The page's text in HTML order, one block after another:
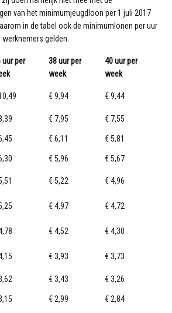
van het minimumjeugdloon per 1 juli 2017
in de tabel ook de minimumlonen per uur
gelden.
uur per
38 uur per
week
40 uur per
week
€ 9,94 € 9,44
€ 7,95 € 7,55
€ 6,11 € 5,81
€ 5,96 € 5,67
€ 5,22 € 4,96
€ 4,97 € 4,72
€ 4,52 € 4,30
€ 3,93 € 3,73
€ 3,43 € 3,26
€ 2,99 € 2,84